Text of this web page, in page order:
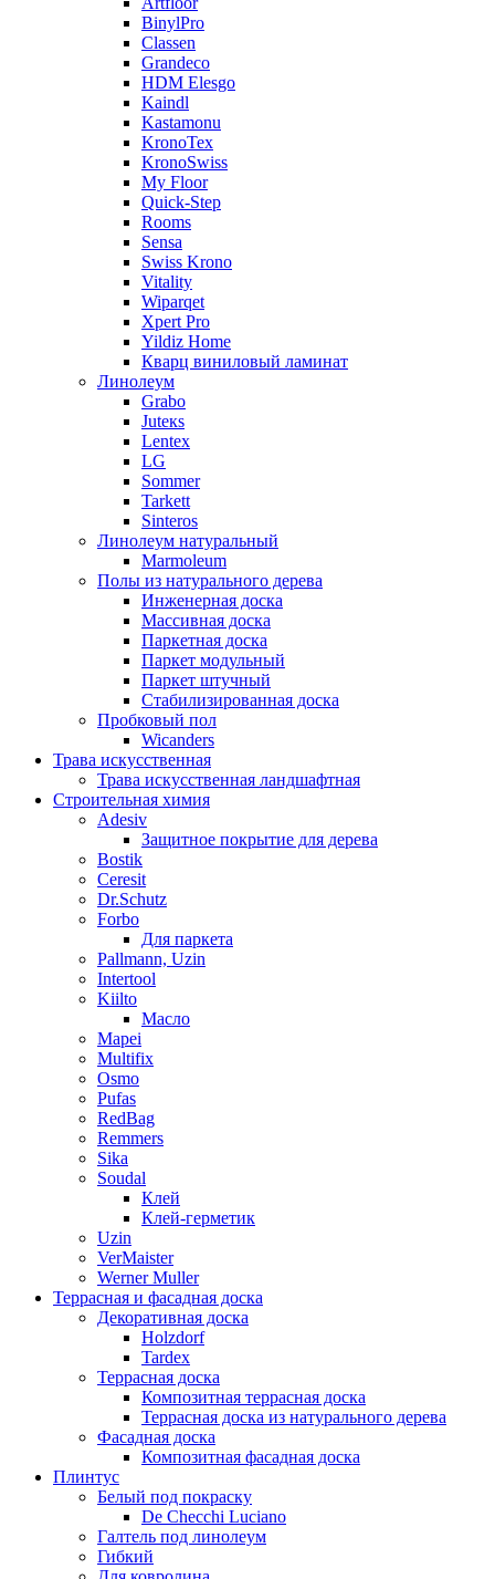
BinylPro
Classen
Grandeco
HDM Elesgo
Kaindl
Kastamonu
KronoTex
KronoSwiss
My Floor
Quick-Step
Rooms
Sensa
Swiss Krono
Vitality
Wiparqet
Xpert Pro
Yildiz Home
Кварц виниловый ламинат
Линолеум
Grabo
Juteкs
Lentex
LG
Sommer
Tarkett
Sinteros
Линолеум натуральный
Marmoleum
Полы из натурального дерева
Инженерная доска
Массивная доска
Паркетная доска
Паркет модульный
Паркет штучный
Стабилизированная доска
Пробковый пол
Wicanders
Трава искусственная
Трава искусственная ландшафтная
Строительная химия
Adesiv
Защитное покрытие для дерева
Bostik
Ceresit
Dr.Schutz
Forbo
Для паркета
Pallmann, Uzin
Intertool
Kiilto
Масло
Mapei
Multifix
Osmo
Pufas
RedBag
Remmers
Sika
Soudal
Клей
Клей-герметик
Uzin
VerMaister
Werner Muller
Террасная и фасадная доска
Декоративная доска
Holzdorf
Tardex
Террасная доска
Композитная террасная доска
Террасная доска из натурального дерева
Фасадная доска
Композитная фасадная доска
Плинтус
Белый под покраску
De Checchi Luciano
Галтель под линолеум
Гибкий